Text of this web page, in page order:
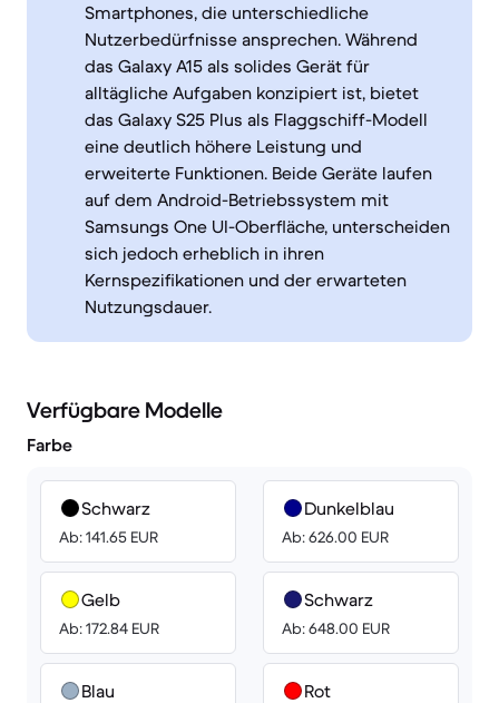
Smartphones, die unterschiedliche
Nutzerbedürfnisse ansprechen. Während
das Galaxy A15 als solides Gerät für
alltägliche Aufgaben konzipiert ist, bietet
das Galaxy S25 Plus als Flaggschiff-Modell
eine deutlich höhere Leistung und
erweiterte Funktionen. Beide Geräte laufen
auf dem Android-Betriebssystem mit
Samsungs One UI-Oberfläche, unterscheiden
sich jedoch erheblich in ihren
Kernspezifikationen und der erwarteten
Nutzungsdauer.
Verfügbare Modelle
Farbe
Schwarz
Ab: 141.65 EUR
Gelb
Ab: 172.84 EUR
Blau
Dunkelblau
Ab: 626.00 EUR
Schwarz
Ab: 648.00 EUR
Rot